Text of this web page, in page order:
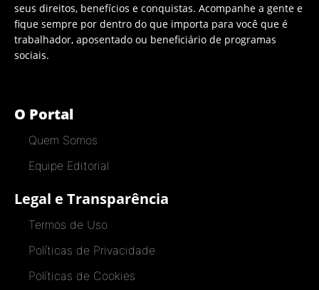
seus direitos, benefícios e conquistas. Acompanhe a gente e
fique sempre por dentro do que importa para você que é
trabalhador, aposentado ou beneficiário de programas
sociais.
O Portal
Quem Somos
Equipe Editorial
Legal e Transparência
Termos de Uso
Políticas de Privacidade
Políticas de Cookies